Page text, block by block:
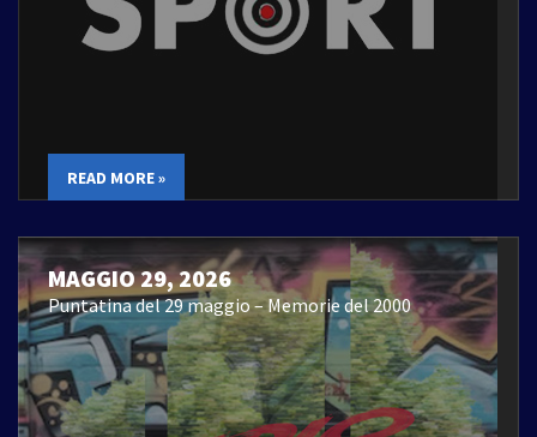
READ MORE »
MAGGIO 29, 2026
Puntatina del 29 maggio – Memorie del 2000